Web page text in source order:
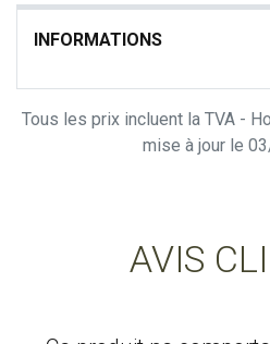
INFORMATIONS
Tous les prix incluent la TVA -
mise à jour le
AVIS